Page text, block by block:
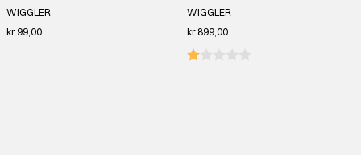
WIGGLER
kr 99,00
WIGGLER
kr 899,00